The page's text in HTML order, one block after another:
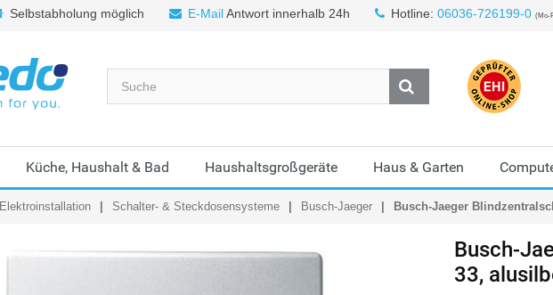
Selbstabholung möglich E-MailAntwort innerhalb 24h Hotline: 06036-726199-0 (Mo-
Küche, Haushalt & Bad Haushaltsgroßgeräte Haus & Garten
Elektroinstallation Schalter- & Steckdosensysteme Busch-Jaeger Busch-Jaeger
Busch-
33,